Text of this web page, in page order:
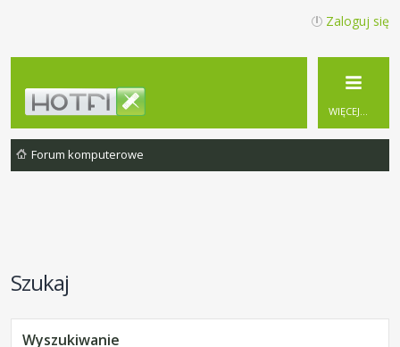
Zaloguj się
WIĘCEJ…
Forum komputerowe
Szukaj
Wyszukiwanie